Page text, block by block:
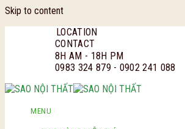
Skip to content
LOCATION
CONTACT
8H AM - 18H PM
0983 324 879 - 0902 241 088
MENU